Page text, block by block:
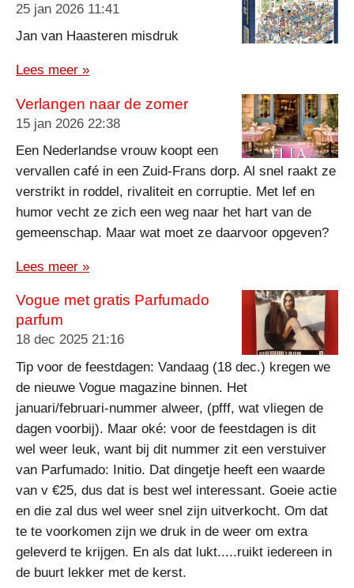
25 jan 2026 11:41
Jan van Haasteren misdruk
Lees meer »
Verlangen naar de zomer
15 jan 2026 22:38
Een Nederlandse vrouw koopt een
vervallen café in een Zuid-Frans dorp. Al snel raakt ze
verstrikt in roddel, rivaliteit en corruptie. Met lef en
humor vecht ze zich een weg naar het hart van de
gemeenschap. Maar wat moet ze daarvoor opgeven?
Lees meer »
Vogue met gratis Parfumado
parfum
18 dec 2025 21:16
Tip voor de feestdagen: Vandaag (18 dec.) kregen we
de nieuwe Vogue magazine binnen. Het
januari/februari-nummer alweer, (pfff, wat vliegen de
dagen voorbij). Maar oké: voor de feestdagen is dit
wel weer leuk, want bij dit nummer zit een verstuiver
van Parfumado: Initio. Dat dingetje heeft een waarde
van v €25, dus dat is best wel interessant. Goeie actie
en die zal dus wel weer snel zijn uitverkocht. Om dat
te te voorkomen zijn we druk in de weer om extra
geleverd te krijgen. En als dat lukt.....ruikt iedereen in
de buurt lekker met de kerst.